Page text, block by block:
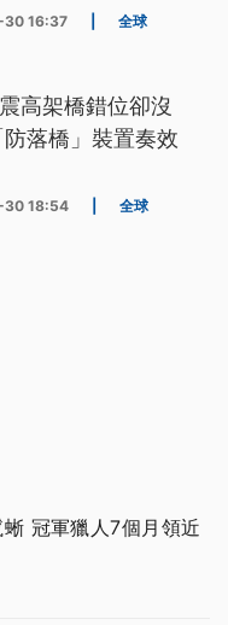
16:37 全球
高架橋錯位卻沒
落橋」裝置奏效
18:54 全球
冠軍獵人7個月領近